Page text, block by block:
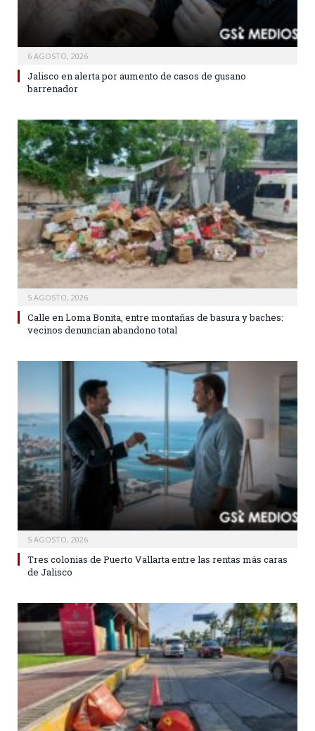
6 AGOSTO, 2026
Jalisco en alerta por aumento de casos de gusano
barrenador
5 AGOSTO, 2026
Calle en Loma Bonita, entre montañas de basura y baches:
vecinos denuncian abandono total
5 AGOSTO, 2026
Tres colonias de Puerto Vallarta entre las rentas más caras
de Jalisco